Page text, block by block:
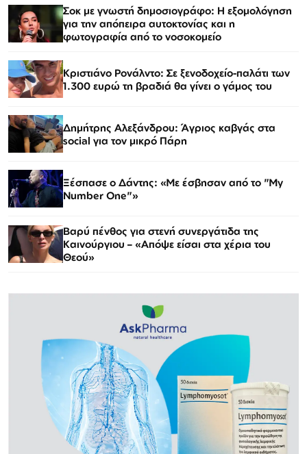
Σοκ με γνωστή δημοσιογράφο: Η εξομολόγηση
για την απόπειρα αυτοκτονίας και η
φωτογραφία από το νοσοκομείο
Κριστιάνο Ρονάλντο: Σε ξενοδοχείο-παλάτι των
1.300 ευρώ τη βραδιά θα γίνει ο γάμος του
Δημήτρης Αλεξάνδρου: Άγριος καβγάς στα
social για τον μικρό Πάρη
Ξέσπασε ο Δάντης: «Με έσβησαν από το "My
Number One"»
Βαρύ πένθος για στενή συνεργάτιδα της
Καινούργιου – «Απόψε είσαι στα χέρια του
Θεού»